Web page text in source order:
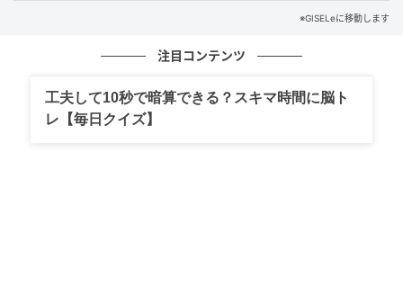
※GISELeに移動します
注目コンテンツ
工夫して10秒で暗算できる？スキマ時間に脳ト
レ【毎日クイズ】